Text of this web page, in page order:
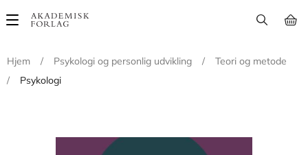
Main
Hjem
/ Psykologi og personlig udvikling /
Teori og metode
/
Psykologi